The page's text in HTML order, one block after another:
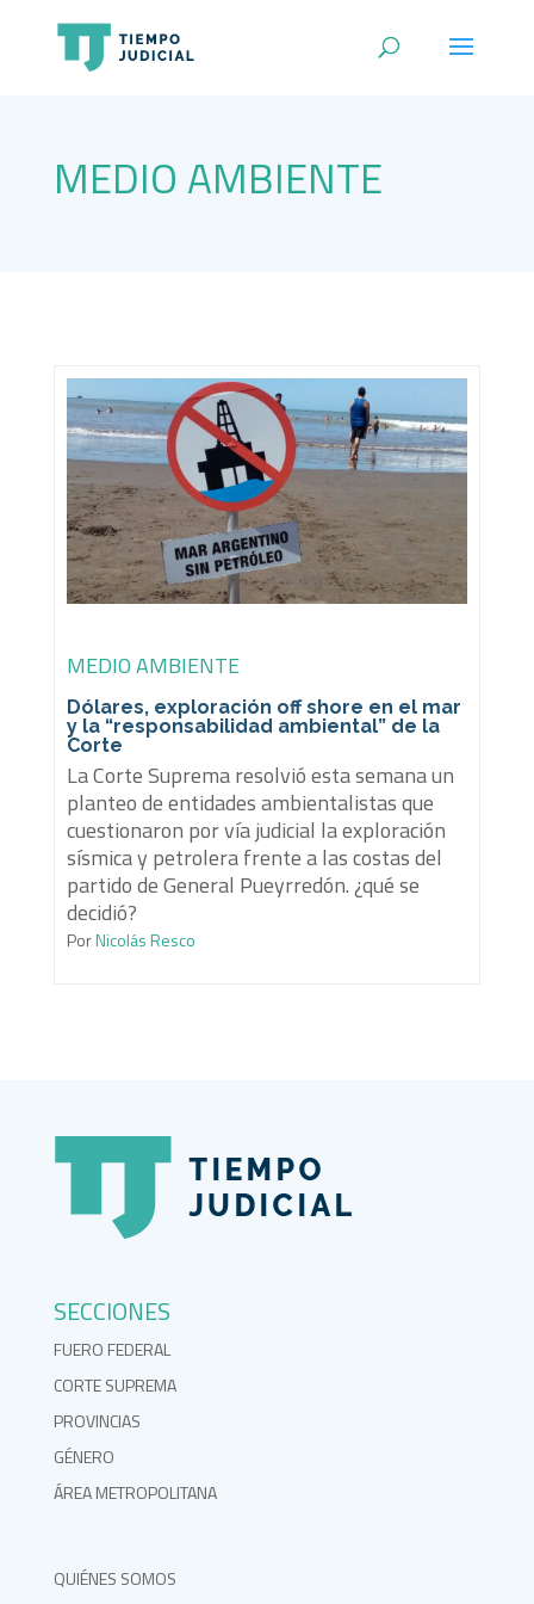
MEDIO AMBIENTE
MEDIO AMBIENTE
Dólares, exploración off shore en el mar
y la “responsabilidad ambiental” de la
Corte
La Corte Suprema resolvió esta semana un
planteo de entidades ambientalistas que
cuestionaron por vía judicial la exploración
sísmica y petrolera frente a las costas del
partido de General Pueyrredón. ¿qué se
decidió?
PorNicolás Resco
SECCIONES
FUERO FEDERAL
CORTE SUPREMA
PROVINCIAS
GÉNERO
ÁREA METROPOLITANA
QUIÉNES SOMOS